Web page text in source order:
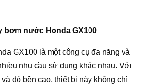
bơm nước Honda GX100
GX100 là một công cụ đa năng và
nhu cầu sử dụng khác nhau. Với
độ bền cao, thiết bị này không chỉ